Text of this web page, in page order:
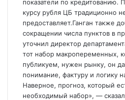
показатели по кредитованию.
курсу рубля ЦБ традиционно
предоставляет.Ганган также
сокращении числа пунктов в
уточнил директор
тот набор макропеременных,
публикуем, нужен рынку, он
понимание, фактуру и логику
Наверное, прогноз, который
необходимый набор», —